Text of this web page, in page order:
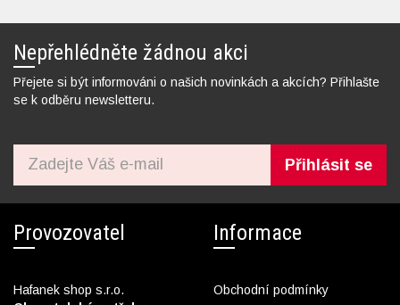
Nepřehlédněte žádnou akci
Přejete si být informováni o našich novinkách a akcích? Přihlašte
se k odběru newsletteru.
Přihlásit se
Provozovatel
Hafanek shop s.r.o.
Informace
Obchodní podmínky